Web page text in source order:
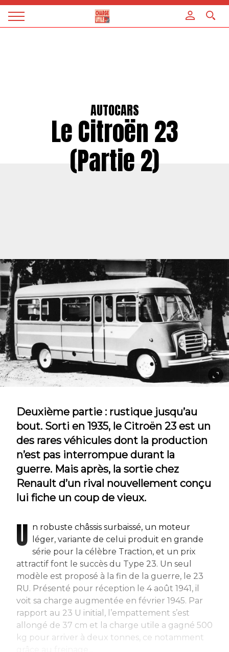
Magazine
AUTOCARS
Le Citroën 23
(Partie 2)
Deuxième partie : rustique jusqu’au
bout. Sorti en 1935, le Citroën 23 est un
des rares véhicules dont la production
n’est pas interrompue durant la
guerre. Mais après, la sortie chez
Renault d’un rival nouvellement conçu
lui fiche un coup de vieux.
U n robuste châssis surbaissé, un moteur
léger, variante de celui produit en grande
série pour la célèbre Traction, et un prix
attractif font le succès du Type 23. Un seul
modèle est proposé à la fin de la guerre, le 23
RU. Présenté pour réception le 4 août 1941, il
voit sa charge augmentée en février 1945. Par
rapport au 23 U initial, l’empattement s’est
allongé de 37 cm et la charge utile a gagné 500
kg pour arriver à deux tonnes, ce notamment
Panneau de gestion des cookies